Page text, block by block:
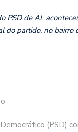
PSD de AL
do partido, no bairro
(PSD)